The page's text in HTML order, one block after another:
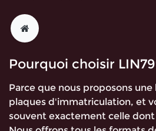
Pourquoi choisir
Parce que nous proposons
plaques d'immatriculation, et
souvent exactement celle dont